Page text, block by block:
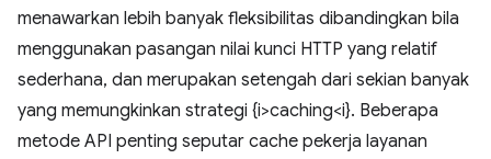
menawarkan lebih banyak fleksibilitas dibandingkan bila
menggunakan pasangan nilai kunci HTTP yang relatif
sederhana, dan merupakan setengah dari sekian banyak
yang memungkinkan strategi {i>caching<i}. Beberapa
metode API penting seputar cache pekerja layanan